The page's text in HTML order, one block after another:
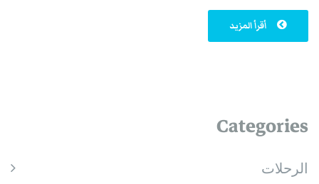
أقرأ المزيد
Categories
الرحلات